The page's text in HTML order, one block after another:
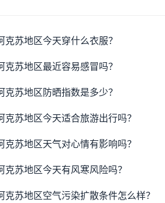
克苏地区今天穿什么衣服？
克苏地区最近容易感冒吗？
克苏地区防晒指数是多少？
克苏地区今天适合旅游出行吗？
克苏地区天气对心情有影响吗？
克苏地区今天有风寒风险吗？
克苏地区空气污染扩散条件怎么样？